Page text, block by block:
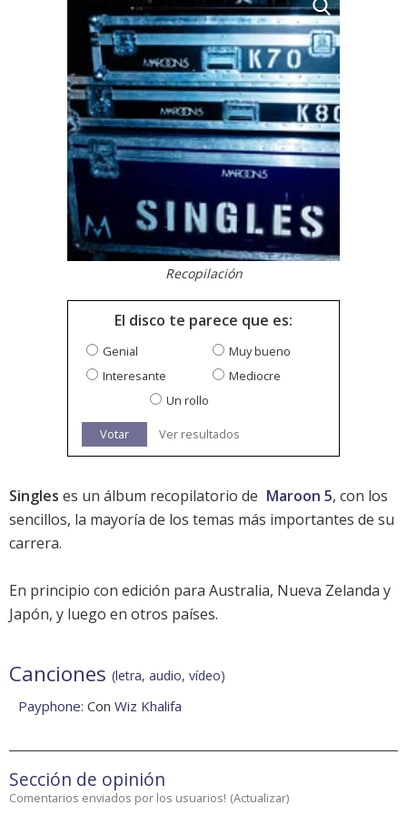
Recopilación
El disco te parece que es:
Genial
Muy bueno
Interesante
Mediocre
Un rollo
Votar Ver resultados
Singles es un álbum recopilatorio de Maroon 5, con los
sencillos, la mayoría de los temas más importantes de su
carrera.
En principio con edición para Australia, Nueva Zelanda y
Japón, y luego en otros países.
Canciones (letra, audio, vídeo)
Payphone: Con Wiz Khalifa
Sección de opinión
Comentarios enviados por los usuarios! (Actualizar)